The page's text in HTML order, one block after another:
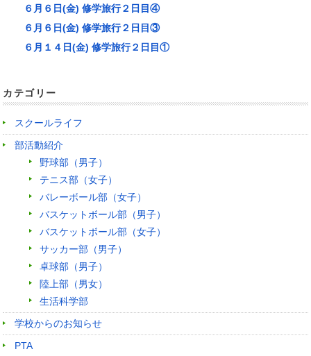
６月６日(金) 修学旅行２日目④
６月６日(金) 修学旅行２日目③
６月１４日(金) 修学旅行２日目①
カテゴリー
スクールライフ
部活動紹介
野球部（男子）
テニス部（女子）
バレーボール部（女子）
バスケットボール部（男子）
バスケットボール部（女子）
サッカー部（男子）
卓球部（男子）
陸上部（男女）
生活科学部
学校からのお知らせ
PTA